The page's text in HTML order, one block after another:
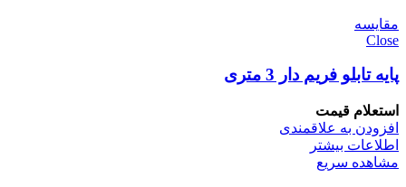
مقایسه
Close
پایه تابلو فریم دار 3 متری
استعلام قیمت
افزودن به علاقمندی
اطلاعات بیشتر
مشاهده سریع